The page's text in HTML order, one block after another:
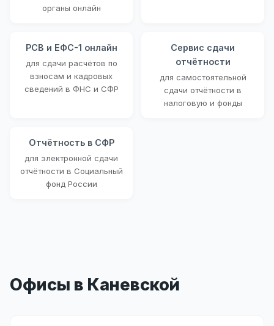
органы онлайн
РСВ и ЕФС-1 онлайн
для сдачи расчётов по
взносам и кадровых
сведений в ФНС и СФР
Сервис сдачи
отчётности
для самостоятельной
сдачи отчётности в
налоговую и фонды
Отчётность в СФР
для электронной сдачи
отчётности в Социальный
фонд России
Офисы в Каневской